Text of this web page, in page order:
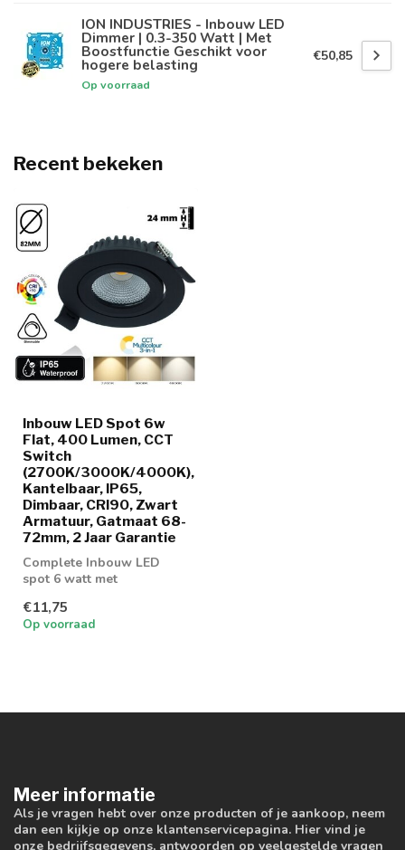
ION INDUSTRIES - Inbouw LED
Dimmer | 0.3-350 Watt | Met
Boostfunctie Geschikt voor
hogere belasting
Op voorraad
€50,85
Recent bekeken
Inbouw LED Spot 6w
Flat, 400 Lumen, CCT
Switch
(2700K/3000K/4000K),
Kantelbaar, IP65,
Dimbaar, CRI90, Zwart
Armatuur, Gatmaat 68-
72mm, 2 Jaar Garantie
Complete Inbouw LED
spot 6 watt met
€11,75
Op voorraad
Meer informatie
Als je vragen hebt over onze producten of je aankoop, neem
dan een kijkje op onze klantenservicepagina. Hier vind je
onze bedrijfsgegevens, antwoorden op veelgestelde vragen